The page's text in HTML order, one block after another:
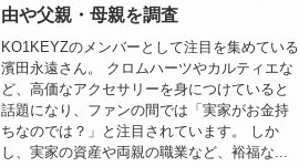
由や父親・母親を調査
KO1KEYZのメンバーとして注目を集めている
濱田永遠さん。 クロムハーツやカルティエな
ど、高価なアクセサリーを身につけていると
話題になり、ファンの間では「実家がお金持
ちなのでは？」と注目されています。 しか
し、実家の資産や両親の職業など、裕福な...